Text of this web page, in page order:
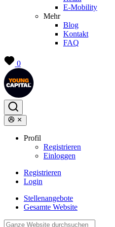
E-Mobility
Mehr
Blog
Kontakt
FAQ
0
Profil
Registrieren
Einloggen
Registrieren
Login
Stellenangebote
Gesamte Website